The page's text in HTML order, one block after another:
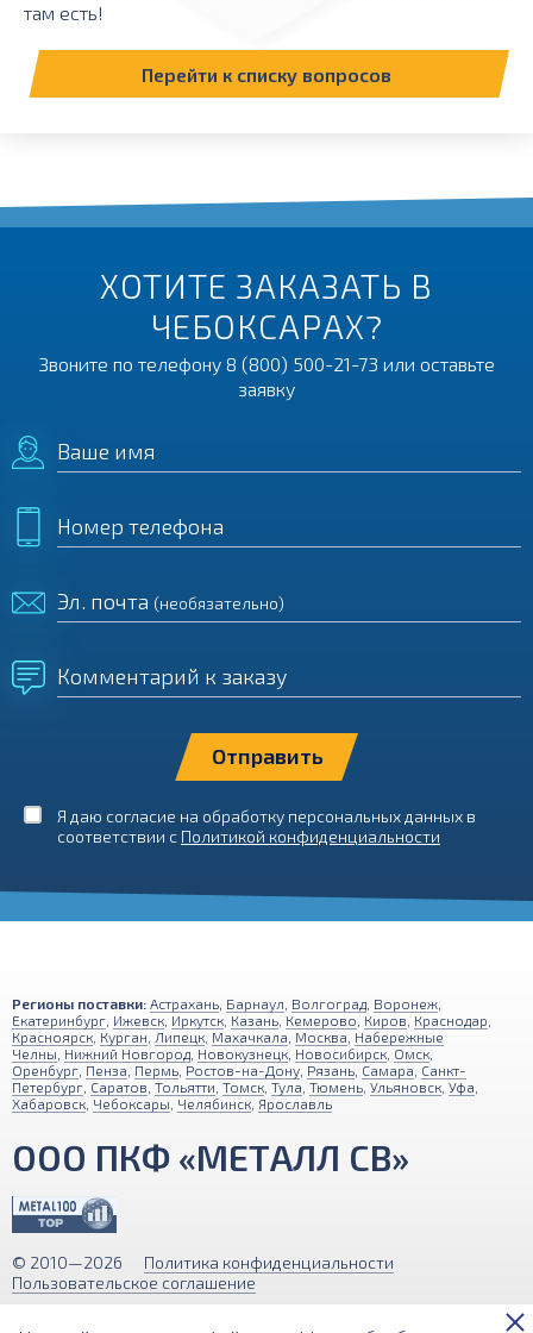
ХОТИТЕ ЗАКАЗАТЬ В
ЧЕБОКСАРАХ?
Звоните по телефону 8 (800) 500-21-73 или оставьте
заявку
Ваше имя
Номер телефона
Эл. почта (необязательно)
Комментарий к заказу
Я даю согласие на обработку персональных данных в
соответствии с Политикой конфиденциальности
там есть!
Перейти к списку вопросов
Регионы поставки: Астрахань Барнаул Волгоград Воронеж
Екатеринбург Ижевск Иркутск Казань Кемерово Киров Краснодар
Красноярск Курган Липецк Махачкала Москва Набережные
Челны Нижний Новгород Новокузнецк Новосибирск Омск
Оренбург Пенза Пермь Ростов-на-Дону Рязань Самара Санкт-
Петербург Саратов Тольятти Томск Тула Тюмень Ульяновск Уфа
Хабаровск Чебоксары Челябинск Ярославль
ООО ПКФ «МЕТАЛЛ СВ»
© 2010—2026
Политика конфиденциальности
Пользовательское соглашение